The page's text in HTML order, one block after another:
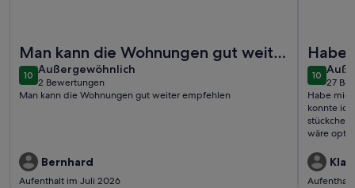
Man kann die Wohnungen gut weiter
empfehlen
1010 von 10
Außergewöhnlich
außergewöhnlich
2 Bewertungen
(2
bewertungen)
Man kann die Wohnungen gut weiter empfehlen
Bernhard
Aufenthalt im Juli 2026
Habe
sehr
1010 von
27
(27
Habe
konnte
stückchen